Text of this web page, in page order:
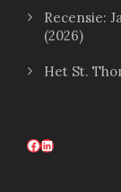
Recensie:
(2026)
Het St.
Facebook LinkedIn